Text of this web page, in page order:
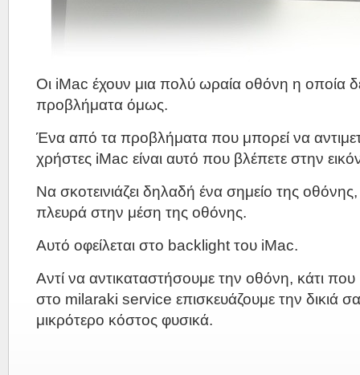
Οι iMac έχουν μια πολύ ωραία οθόνη η οποία
προβλήματα όμως.
Ένα από τα προβλήματα που μπορεί να
χρήστες iMac είναι αυτό που βλέπετε στην
Να σκοτεινιάζει δηλαδή ένα σημείο της
πλευρά στην μέση της οθόνης.
Αυτό οφείλεται στο backlight του iMac.
Αντί να αντικαταστήσουμε την οθόνη, κάτι
στο milaraki service επισκευάζουμε την δικιά
μικρότερο κόστος φυσικά.